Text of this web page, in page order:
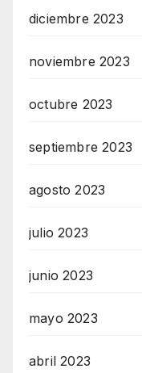
diciembre 2023
noviembre 2023
octubre 2023
septiembre 2023
agosto 2023
julio 2023
junio 2023
mayo 2023
abril 2023